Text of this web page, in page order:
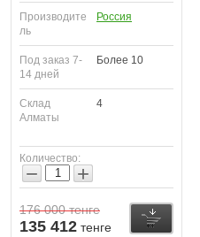
Производите
ль
Россия
Под заказ 7-
14 дней
Более 10
Склад
Алматы
4
Количество:
− +
176 000тенге
135 412 тенге
Купить